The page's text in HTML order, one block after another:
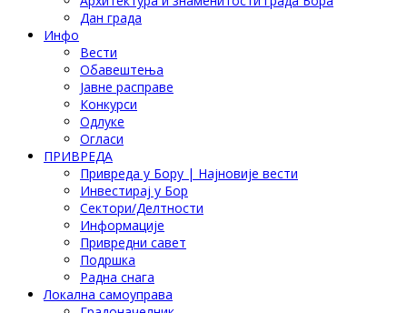
Дан града
Инфо
Вести
Обавештења
Јавне расправе
Конкурси
Одлуке
Огласи
ПРИВРЕДА
Привреда у Бору | Најновије вести
Инвестирај у Бор
Сектори/Делтности
Информације
Привредни савет
Подршка
Радна снага
Локална самоуправа